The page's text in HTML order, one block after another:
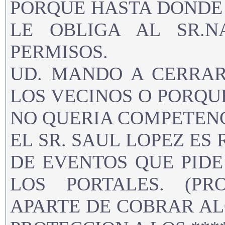
PORQUE HASTA
LE OBLIGA AL
PERMISOS.
UD. MANDO A
LOS VECINOS O
NO QUERIA
EL SR. SAUL LOPEZ ES
DE EVENTOS QUE
LOS PORTALES.
APARTE DE COBRAR